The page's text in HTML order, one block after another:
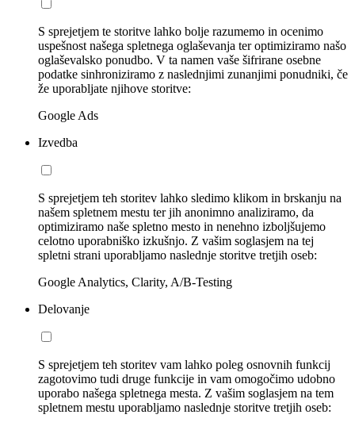
S sprejetjem te storitve lahko bolje razumemo in ocenimo
uspešnost našega spletnega oglaševanja ter optimiziramo našo
oglaševalsko ponudbo. V ta namen vaše šifrirane osebne
podatke sinhroniziramo z naslednjimi zunanjimi ponudniki, če
že uporabljate njihove storitve:
Google Ads
Izvedba
S sprejetjem teh storitev lahko sledimo klikom in brskanju na
našem spletnem mestu ter jih anonimno analiziramo, da
optimiziramo naše spletno mesto in nenehno izboljšujemo
celotno uporabniško izkušnjo. Z vašim soglasjem na tej
spletni strani uporabljamo naslednje storitve tretjih oseb:
Google Analytics, Clarity, A/B-Testing
Delovanje
S sprejetjem teh storitev vam lahko poleg osnovnih funkcij
zagotovimo tudi druge funkcije in vam omogočimo udobno
uporabo našega spletnega mesta. Z vašim soglasjem na tem
spletnem mestu uporabljamo naslednje storitve tretjih oseb: